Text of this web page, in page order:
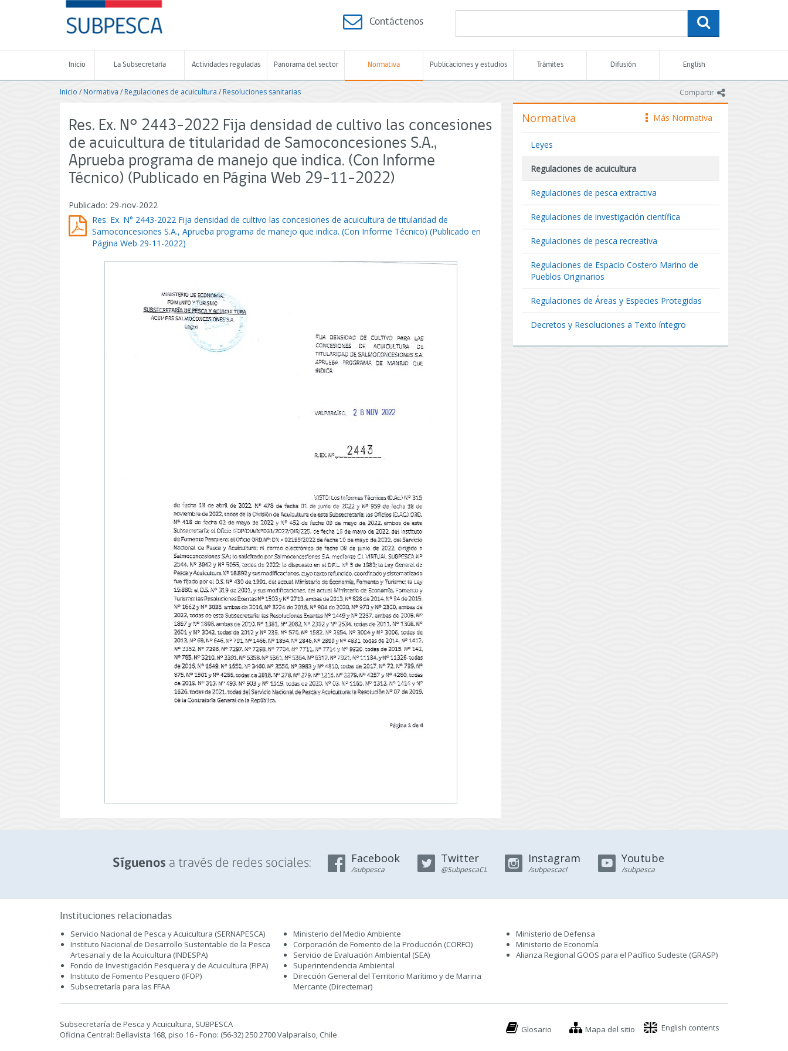
-
Subsecretaría
de
Pesca
Acuicultura
-
de
Chile
Contáctenos
Inicio La Subsecretaría Actividades reguladas Panorama del sector Normativa Publicaciones y estudios Trámites Difusión English
Compartir icono
Inicio /Normativa / Regulaciones de acuicultura /Resoluciones sanitarias
Res. Ex. N° 2443-2022 Fija densidad de cultivo las concesiones
de acuicultura de titularidad de Samoconcesiones S.A.,
Aprueba programa de manejo que indica. (Con Informe
Técnico) (Publicado en Página Web 29-11-2022)
Publicado: 29-nov-2022
Res. Ex. N° 2443-2022 Fija densidad de cultivo las concesiones de acuicultura de titularidad de
Samoconcesiones S.A., Aprueba programa de manejo que indica. (Con Informe Técnico) (Publicado en
Página Web 29-11-2022)
icono
Más Normativa
Normativa
Leyes
Regulaciones de acuicultura
Regulaciones de pesca extractiva
Regulaciones de investigación científica
Regulaciones de pesca recreativa
Regulaciones de Espacio Costero Marino de
Pueblos Originarios
Regulaciones de Áreas y Especies Protegidas
Decretos y Resoluciones a Texto íntegro
Síguenos a través de redes sociales: Facebook
/subpesca
Twitter
@SubpescaCL
Instagram
/subpescacl
Youtube
/subpesca
Instituciones relacionadas
Servicio Nacional de Pesca y Acuicultura (SERNAPESCA)
Instituto Nacional de Desarrollo Sustentable de la Pesca
Artesanal y de la Acuicultura (INDESPA)
Fondo de Investigación Pesquera y de Acuicultura (FIPA)
Instituto de Fomento Pesquero (IFOP)
Subsecretaría para las FFAA
Ministerio del Medio Ambiente
Corporación de Fomento de la Producción (CORFO)
Servicio de Evaluación Ambiental (SEA)
Superintendencia Ambiental
Dirección General del Territorio Marítimo y de Marina
Mercante (Directemar)
Ministerio de Defensa
Ministerio de Economía
Alianza Regional GOOS para el Pacífico Sudeste (GRASP)
Subsecretaría de Pesca y Acuicultura, SUBPESCA
Oficina Central: Bellavista 168, piso 16 - Fono: (56-32) 250 2700 Valparaíso, Chile
Glosario Mapa del sitio English contents